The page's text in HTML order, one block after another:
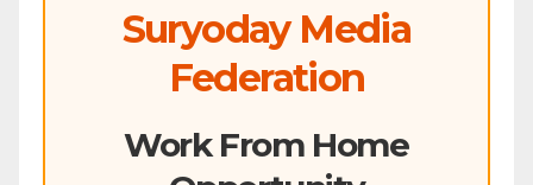
Suryoday Media
Federation
Work From Home